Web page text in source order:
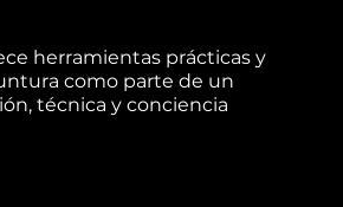
herramientas prácticas y
como parte de un
técnica y conciencia